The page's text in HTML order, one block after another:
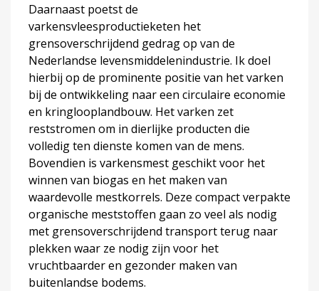
Daarnaast poetst de
varkensvleesproductieketen het
grensoverschrijdend gedrag op van de
Nederlandse levensmiddelenindustrie. Ik doel
hierbij op de prominente positie van het varken
bij de ontwikkeling naar een circulaire economie
en kringlooplandbouw. Het varken zet
reststromen om in dierlijke producten die
volledig ten dienste komen van de mens.
Bovendien is varkensmest geschikt voor het
winnen van biogas en het maken van
waardevolle mestkorrels. Deze compact verpakte
organische meststoffen gaan zo veel als nodig
met grensoverschrijdend transport terug naar
plekken waar ze nodig zijn voor het
vruchtbaarder en gezonder maken van
buitenlandse bodems.